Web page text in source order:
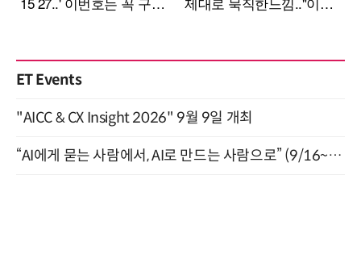
ET Events
"AICC & CX Insight 2026" 9월 9일 개최
“AI에게 묻는 사람에서, AI로 만드는 사람으로” (9/16~17)